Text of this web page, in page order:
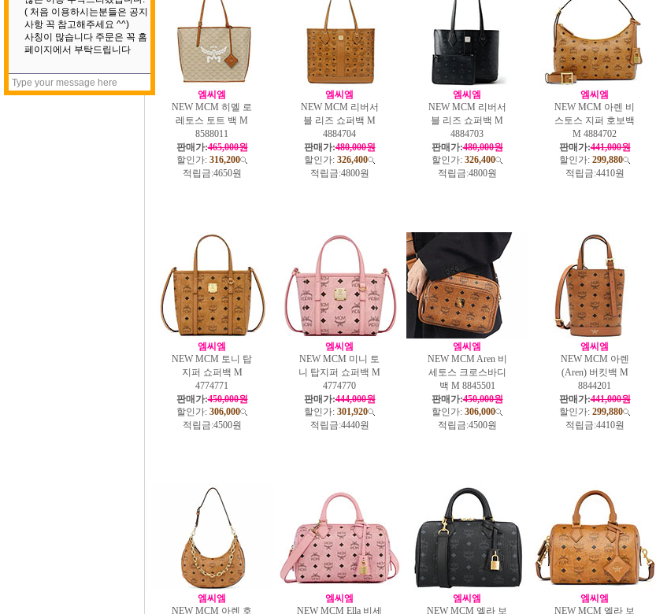
엠씨엠
NEW MCM 히멜 로
레토스 토트 백 M
8588011
판매가:465,000원
할인가: 316,200
적립금:4650원
엠씨엠
NEW MCM 리버서
블 리즈 쇼퍼백 M
4884704
판매가:480,000원
할인가: 326,400
적립금:4800원
엠씨엠
NEW MCM 리버서
블 리즈 쇼퍼백 M
4884703
판매가:480,000원
할인가: 326,400
적립금:4800원
엠씨엠
NEW MCM 아렌 비
스토스 지퍼 호보백
M 4884702
판매가:441,000원
할인가: 299,880
적립금:4410원
엠씨엠
NEW MCM 토니 탑
지퍼 쇼퍼백 M
4774771
판매가:450,000원
할인가: 306,000
적립금:4500원
엠씨엠
NEW MCM 미니 토
니 탑지퍼 쇼퍼백 M
4774770
판매가:444,000원
할인가: 301,920
적립금:4440원
엠씨엠
NEW MCM Aren 비
세토스 크로스바디
백 M 8845501
판매가:450,000원
할인가: 306,000
적립금:4500원
엠씨엠
NEW MCM 아렌
(Aren) 버킷백 M
8844201
판매가:441,000원
할인가: 299,880
적립금:4410원
엠씨엠
NEW MCM 아렌 호
엠씨엠
NEW MCM Ella 비세
엠씨엠
NEW MCM 엘라 보
엠씨엠
NEW MCM 엘라 보